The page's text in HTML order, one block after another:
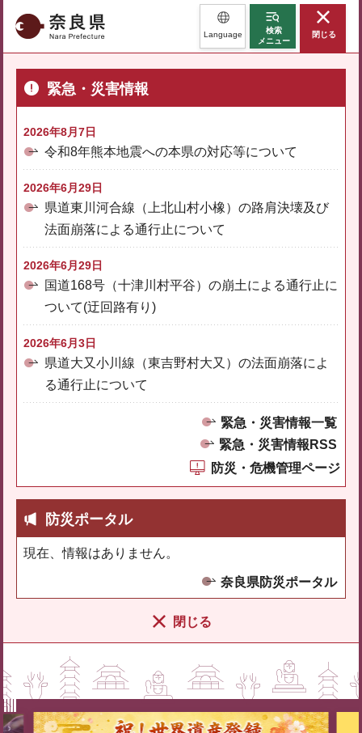
奈良県 Language
検索
メニュー
閉じる
緊急・災害情報
2026年8月7日
令和8年熊本地震への本県の対応等について
2026年6月29日
県道東川河合線（上北山村小橡）の路肩決壊及び
法面崩落による通行止について
2026年6月29日
国道168号（十津川村平谷）の崩土による通行止に
ついて(迂回路有り)
2026年6月3日
県道大又小川線（東吉野村大又）の法面崩落によ
る通行止について
緊急・災害情報一覧
緊急・災害情報RSS
防災・危機管理ページ
防災ポータル
現在、情報はありません。
奈良県防災ポータル
閉じる